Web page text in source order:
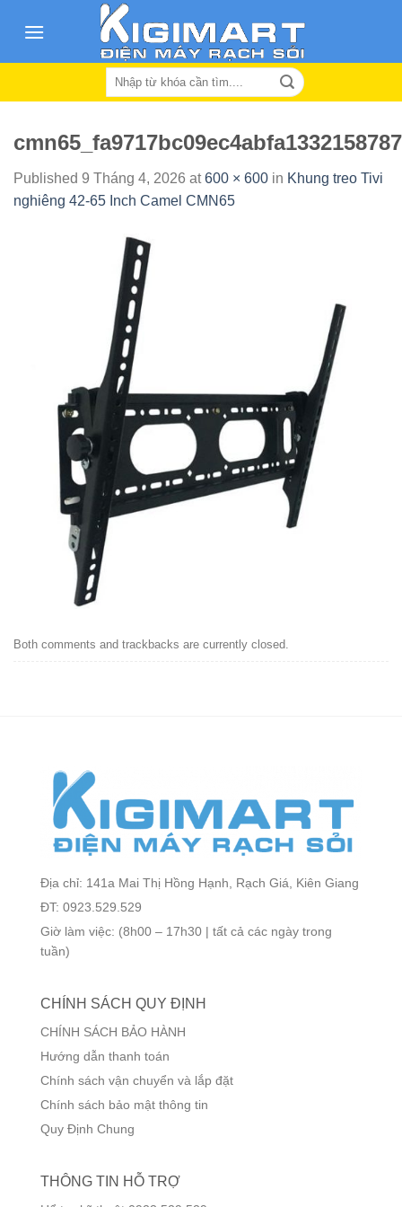
Search
Published 9 Tháng 4, 2026 at600 × 600 in Khung treo Tivi
nghiêng 42-65 Inch Camel CMN65
Both comments and trackbacks are currently closed.
Địa chỉ: 141a Mai Thị Hồng Hạnh, Rạch Giá, Kiên Giang
ĐT: 0923.529.529
Giờ làm việc: (8h00 – 17h30 | tất cả các ngày trong
tuần)
CHÍNH SÁCH QUY ĐỊNH
CHÍNH SÁCH BẢO HÀNH
Hướng dẫn thanh toán
Chính sách vận chuyển và lắp đặt
Chính sách bảo mật thông tin
Quy Định Chung
THÔNG TIN HỖ TRỢ